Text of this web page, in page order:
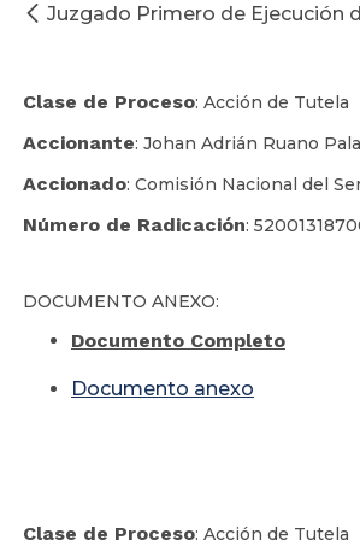
Juzgado Primero de Ejecución
Clase de Proceso: Acción de Tutela
Accionante: Johan Adrián Ruano
Accionado: Comisión Nacional del
Número de Radicación:
DOCUMENTO ANEXO:
Documento Completo
Documento anexo
Clase de Proceso: Acción de Tutela